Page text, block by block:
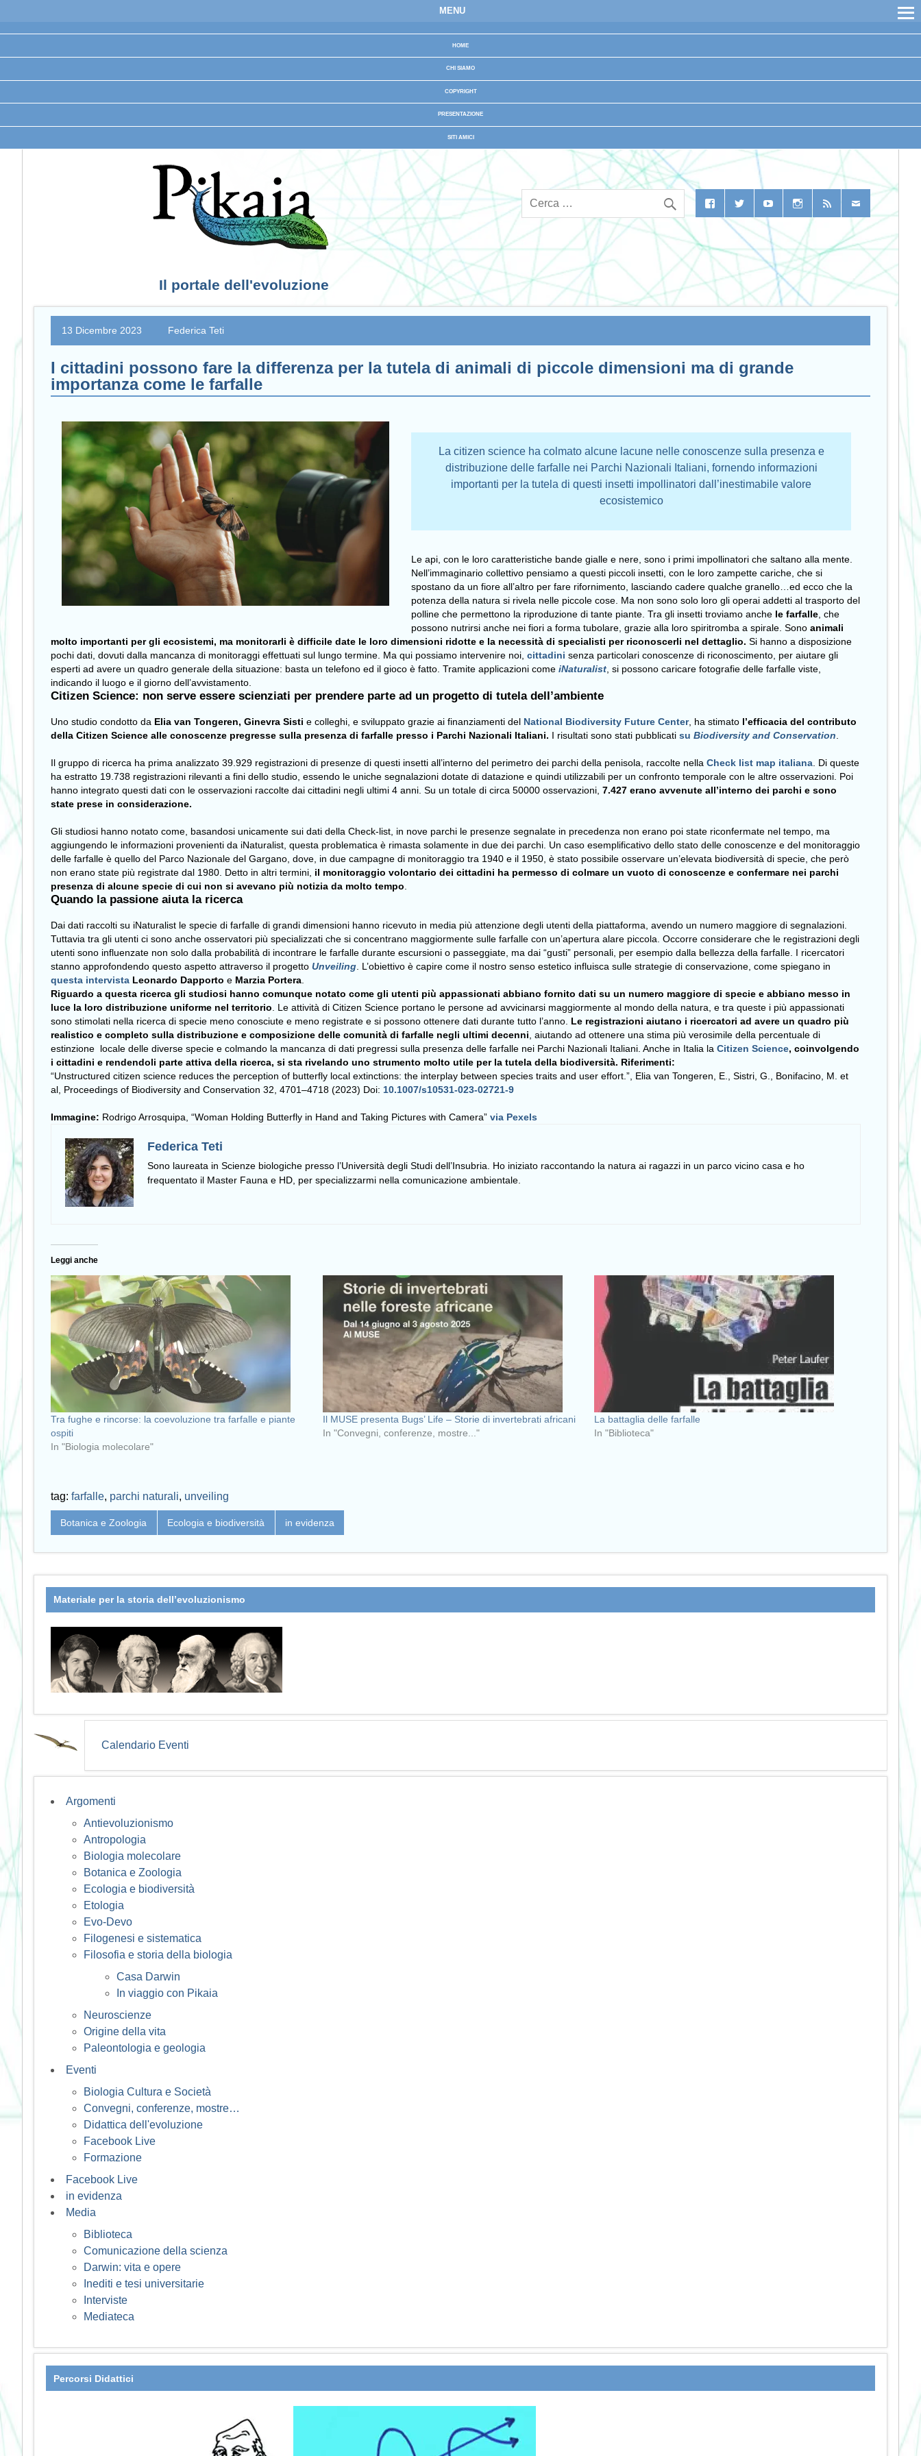
MENU
HOME
CHI SIAMO
COPYRIGHT
PRESENTAZIONE
SITI AMICI
Il portale dell'evoluzione
13 Dicembre 2023 Federica Teti
I cittadini possono fare la differenza per la tutela di animali di piccole dimensioni ma di grande
importanza come le farfalle
La citizen science ha colmato alcune lacune nelle conoscenze sulla presenza e
distribuzione delle farfalle nei Parchi Nazionali Italiani, fornendo informazioni
importanti per la tutela di questi insetti impollinatori dall’inestimabile valore
ecosistemico
Le api, con le loro caratteristiche bande gialle e nere, sono i primi impollinatori che saltano alla mente.
Nell’immaginario collettivo pensiamo a questi piccoli insetti, con le loro zampette cariche, che si
spostano da un fiore all’altro per fare rifornimento, lasciando cadere qualche granello…ed ecco che la
potenza della natura si rivela nelle piccole cose. Ma non sono solo loro gli operai addetti al trasporto del
polline che permettono la riproduzione di tante piante. Tra gli insetti troviamo anche le farfalle , che
possono nutrirsi anche nei fiori a forma tubolare, grazie alla loro spiritromba a spirale. Sonoanimali
molto importanti per gli ecosistemi, ma monitorarli è difficile date le loro dimensioni ridotte e la necessità di specialisti per riconoscerli nel dettaglio. Si hanno a disposizione
pochi dati, dovuti dalla mancanza di monitoraggi effettuati sul lungo termine. Ma qui possiamo intervenire noi, cittadini senza particolari conoscenze di riconoscimento, per aiutare gli
esperti ad avere un quadro generale della situazione: basta un telefono ed il gioco è fatto. Tramite applicazioni come iNaturalist , si possono caricare fotografie delle farfalle viste,
indicando il luogo e il giorno dell’avvistamento.
Citizen Science: non serve essere scienziati per prendere parte ad un progetto di tutela dell’ambiente
Uno studio condotto da Elia van Tongeren, Ginevra Sisti e colleghi, e sviluppato grazie ai finanziamenti del National Biodiversity Future Center, ha stimato l’efficacia del contributo
della Citizen Science alle conoscenze pregresse sulla presenza di farfalle presso i Parchi Nazionali Italiani. I risultati sono stati pubblicati su Biodiversity and Conservation
Il gruppo di ricerca ha prima analizzato 39.929 registrazioni di presenze di questi insetti all’interno del perimetro dei parchi della penisola, raccolte nella Check list map italiana . Di queste
ha estratto 19.738 registrazioni rilevanti a fini dello studio, essendo le uniche segnalazioni dotate di datazione e quindi utilizzabili per un confronto temporale con le altre osservazioni. Poi
hanno integrato questi dati con le osservazioni raccolte dai cittadini negli ultimi 4 anni. Su un totale di circa 50000 osservazioni, 7.427 erano avvenute all’interno dei parchi e sono
state prese in considerazione.
Gli studiosi hanno notato come, basandosi unicamente sui dati della Check-list, in nove parchi le presenze segnalate in precedenza non erano poi state riconfermate nel tempo, ma
aggiungendo le informazioni provenienti da iNaturalist, questa problematica è rimasta solamente in due dei parchi. Un caso esemplificativo dello stato delle conoscenze e del monitoraggio
delle farfalle è quello del Parco Nazionale del Gargano, dove, in due campagne di monitoraggio tra 1940 e il 1950, è stato possibile osservare un’elevata biodiversità di specie, che però
non erano state più registrate dal 1980. Detto in altri termini, il monitoraggio volontario dei cittadini ha permesso di colmare un vuoto di conoscenze e confermare nei parchi
presenza di alcune specie di cui non si avevano più notizia da molto tempo
Quando la passione aiuta la ricerca
Dai dati raccolti su iNaturalist le specie di farfalle di grandi dimensioni hanno ricevuto in media più attenzione degli utenti della piattaforma, avendo un numero maggiore di segnalazioni.
Tuttavia tra gli utenti ci sono anche osservatori più specializzati che si concentrano maggiormente sulle farfalle con un’apertura alare piccola. Occorre considerare che le registrazioni degli
utenti sono influenzate non solo dalla probabilità di incontrare le farfalle durante escursioni o passeggiate, ma dai “gusti” personali, per esempio dalla bellezza della farfalle. I ricercatori
stanno approfondendo questo aspetto attraverso il progetto Unveiling . L’obiettivo è capire come il nostro senso estetico influisca sulle strategie di conservazione, come spiegano in
questa intervista Leonardo Dapporto e Marzia Portera
Riguardo a questa ricerca gli studiosi hanno comunque notato come gli utenti più appassionati abbiano fornito dati su un numero maggiore di specie e abbiano messo in
luce la loro distribuzione uniforme nel territorio . Le attività di Citizen Science portano le persone ad avvicinarsi maggiormente al mondo della natura, e tra queste i più appassionati
sono stimolati nella ricerca di specie meno conosciute e meno registrate e si possono ottenere dati durante tutto l’anno. Le registrazioni aiutano i ricercatori ad avere un quadro più
realistico e completo sulla distribuzione e composizione delle comunità di farfalle negli ultimi decenni , aiutando ad ottenere una stima più verosimile della percentuale di
estinzione locale delle diverse specie e colmando la mancanza di dati pregressi sulla presenza delle farfalle nei Parchi Nazionali Italiani. Anche in Italia la Citizen Science, coinvolgendo
i cittadini e rendendoli parte attiva della ricerca, si sta rivelando uno strumento molto utile per la tutela della biodiversità. Riferimenti:
“Unstructured citizen science reduces the perception of butterfly local extinctions: the interplay between species traits and user effort.”, Elia van Tongeren, E., Sistri, G., Bonifacino, M. et
al, Proceedings of Biodiversity and Conservation 32, 4701–4718 (2023) Doi: 10.1007/s10531-023-02721-9
Immagine: Rodrigo Arrosquipa, “Woman Holding Butterfly in Hand and Taking Pictures with Camera” via Pexels
Federica Teti
Sono laureata in Scienze biologiche presso l’Università degli Studi dell’Insubria. Ho iniziato raccontando la natura ai ragazzi in un parco vicino casa e ho
frequentato il Master Fauna e HD, per specializzarmi nella comunicazione ambientale.
Leggi anche
Tra fughe e rincorse: la coevoluzione tra farfalle e piante
ospiti
In "Biologia molecolare"
Il MUSE presenta Bugs’ Life – Storie di invertebrati africani
In "Convegni, conferenze, mostre..."
La battaglia delle farfalle
In "Biblioteca"
tag: farfalle, parchi naturali, unveiling
Botanica e Zoologia Ecologia e biodiversità in evidenza
Materiale per la storia dell’evoluzionismo
Calendario Eventi
Argomenti
Antievoluzionismo
Antropologia
Biologia molecolare
Botanica e Zoologia
Ecologia e biodiversità
Etologia
Evo-Devo
Filogenesi e sistematica
Filosofia e storia della biologia
Casa Darwin
In viaggio con Pikaia
Neuroscienze
Origine della vita
Paleontologia e geologia
Eventi
Biologia Cultura e Società
Convegni, conferenze, mostre…
Didattica dell'evoluzione
Facebook Live
Formazione
Facebook Live
in evidenza
Media
Biblioteca
Comunicazione della scienza
Darwin: vita e opere
Inediti e tesi universitarie
Interviste
Mediateca
Percorsi Didattici